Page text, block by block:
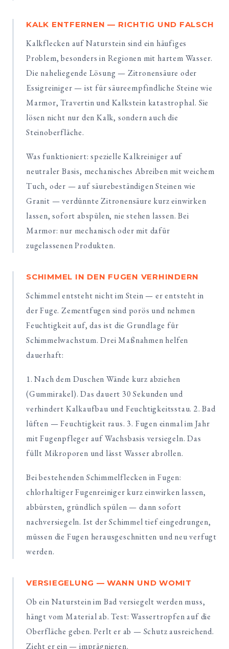
KALK ENTFERNEN — RICHTIG UND FALSCH
Kalkflecken auf Naturstein sind ein häufiges
Problem, besonders in Regionen mit hartem Wasser.
Die naheliegende Lösung — Zitronensäure oder
Essigreiniger — ist für säureempfindliche Steine wie
Marmor, Travertin und Kalkstein katastrophal. Sie
lösen nicht nur den Kalk, sondern auch die
Steinoberfläche.
Was funktioniert: spezielle Kalkreiniger auf
neutraler Basis, mechanisches Abreiben mit weichem
Tuch, oder — auf säurebeständigen Steinen wie
Granit — verdünnte Zitronensäure kurz einwirken
lassen, sofort abspülen, nie stehen lassen. Bei
Marmor: nur mechanisch oder mit dafür
zugelassenen Produkten.
SCHIMMEL IN DEN FUGEN VERHINDERN
Schimmel entsteht nicht im Stein — er entsteht in
der Fuge. Zementfugen sind porös und nehmen
Feuchtigkeit auf, das ist die Grundlage für
Schimmelwachstum. Drei Maßnahmen helfen
dauerhaft:
1. Nach dem Duschen Wände kurz abziehen
(Gummirakel). Das dauert 30 Sekunden und
verhindert Kalkaufbau und Feuchtigkeitsstau. 2. Bad
lüften — Feuchtigkeit raus. 3. Fugen einmal im Jahr
mit Fugenpfleger auf Wachsbasis versiegeln. Das
füllt Mikroporen und lässt Wasser abrollen.
Bei bestehenden Schimmelflecken in Fugen:
chlorhaltiger Fugenreiniger kurz einwirken lassen,
abbürsten, gründlich spülen — dann sofort
nachversiegeln. Ist der Schimmel tief eingedrungen,
müssen die Fugen herausgeschnitten und neu verfugt
werden.
VERSIEGELUNG — WANN UND WOMIT
Ob ein Naturstein im Bad versiegelt werden muss,
hängt vom Material ab. Test: Wassertropfen auf die
Oberfläche geben. Perlt er ab — Schutz ausreichend.
Zieht er ein — imprägnieren.